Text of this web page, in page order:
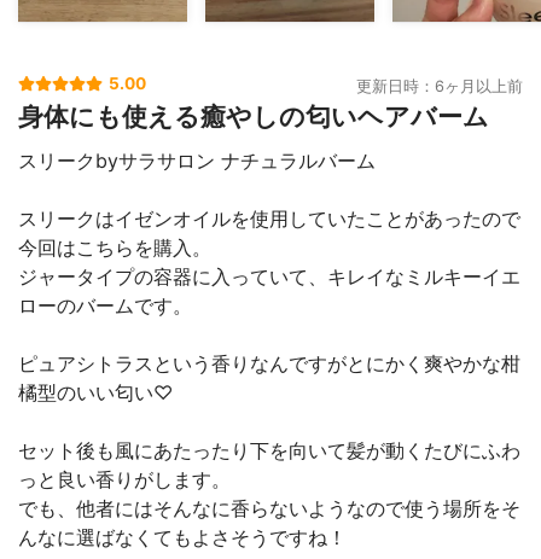
5.00 更新日時：6ヶ月以上前
身体にも使える癒やしの匂いヘアバーム
スリークbyサラサロン ナチュラルバーム
スリークはイゼンオイルを使用していたことがあったので
今回はこちらを購入。
ジャータイプの容器に入っていて、キレイなミルキーイエ
ローのバームです。
ピュアシトラスという香りなんですがとにかく爽やかな柑
橘型のいい匂い♡
セット後も風にあたったり下を向いて髪が動くたびにふわ
っと良い香りがします。
でも、他者にはそんなに香らないようなので使う場所をそ
んなに選ばなくてもよさそうですね！